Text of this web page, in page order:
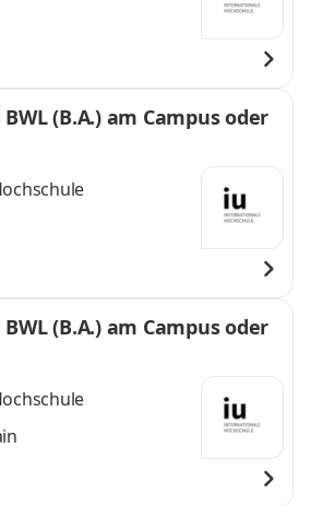
(B.A.) am Campus oder
(B.A.) am Campus oder